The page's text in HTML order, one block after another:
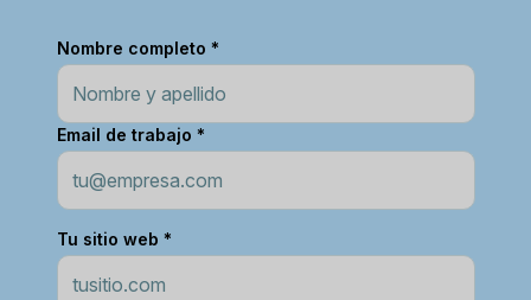
Nombre completo *
Email de trabajo *
Tu sitio web *